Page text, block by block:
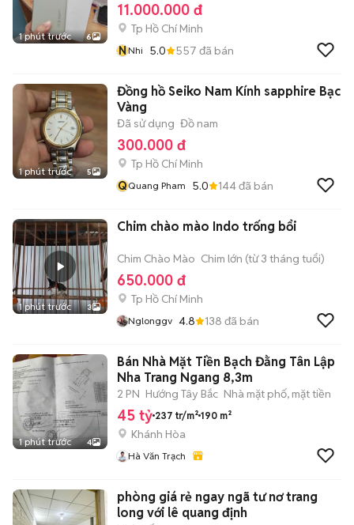
1 phút trước 6
11.000.000 đ
Tp Hồ Chí Minh
NNhi 5.0 557 đã bán
1 phút trước 5
Đồng hồ Seiko Nam Kính sapphire Bạc
Vàng
Đã sử dụng Đồ nam
300.000 đ
Tp Hồ Chí Minh
QQuang Pham 5.0 144đã bán
1 phút trước 3
Chim chào mào Indo trống bổi
Chim Chào Mào Chim lớn (từ 3 tháng tuổi)
650.000 đ
Tp Hồ Chí Minh
Nglonggv 4.8 138 đã bán
1 phút trước 4
Bán Nhà Mặt Tiền Bạch Đằng Tân Lập
Nha Trang Ngang 8,3m
2 PN Hướng Tây Bắc Nhà mặt phố, mặt tiền
45 tỷ 237 tr/m² 190 m²
Khánh Hòa
Hà Văn Trạch
phòng giá rẻ ngay ngã tư nơ trang
long với lê quang định